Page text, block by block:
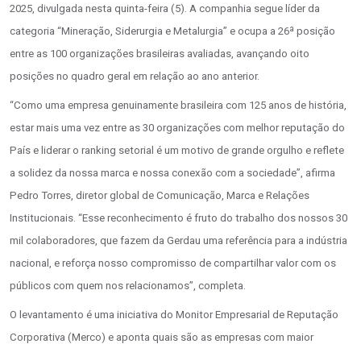
2025, divulgada nesta quinta-feira (5). A companhia segue líder da
categoria “Mineração, Siderurgia e Metalurgia” e ocupa a 26ª posição
entre as 100 organizações brasileiras avaliadas, avançando oito
posições no quadro geral em relação ao ano anterior.
“Como uma empresa genuinamente brasileira com 125 anos de história,
estar mais uma vez entre as 30 organizações com melhor reputação do
País e liderar o ranking setorial é um motivo de grande orgulho e reflete
a solidez da nossa marca e nossa conexão com a sociedade”, afirma
Pedro Torres, diretor global de Comunicação, Marca e Relações
Institucionais. “Esse reconhecimento é fruto do trabalho dos nossos 30
mil colaboradores, que fazem da Gerdau uma referência para a indústria
nacional, e reforça nosso compromisso de compartilhar valor com os
públicos com quem nos relacionamos”, completa.
O levantamento é uma iniciativa do Monitor Empresarial de Reputação
Corporativa (Merco) e aponta quais são as empresas com maior